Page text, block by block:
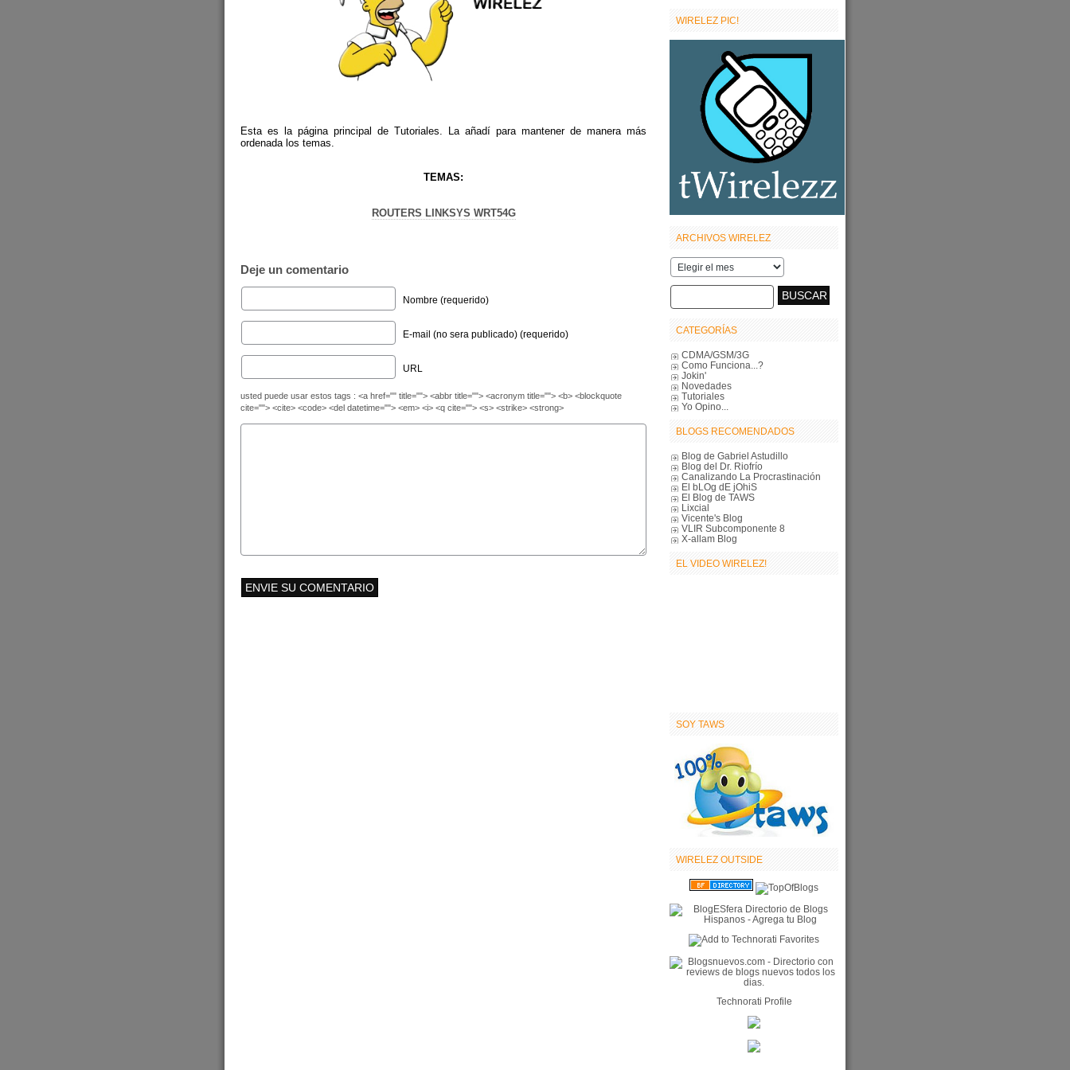
Esta es la página principal de Tutoriales. La añadí para mantener de manera más
ordenada los temas.
TEMAS:
ROUTERS LINKSYS WRT54G
Deje un comentario
Nombre (requerido)
E-mail (no sera publicado) (requerido)
URL
usted puede usar estos tags : <a href="" title=""> <abbr title=""> <acronym title=""> <b> <blockquote
cite=""> <cite> <code> <del datetime=""> <em> <i> <q cite=""> <s> <strike> <strong>
WIRELEZ PIC!
ARCHIVOS WIRELEZ
Archivos
Wirelez
CATEGORÍAS
CDMA/GSM/3G
Como Funciona...?
Jokin'
Novedades
Tutoriales
Yo Opino...
BLOGS RECOMENDADOS
Blog de Gabriel Astudillo
Blog del Dr. Riofrío
Canalizando La Procrastinación
El bLOg dE jOhiS
El Blog de TAWS
Lixcial
Vicente's Blog
VLIR Subcomponente 8
X-allam Blog
EL VIDEO WIRELEZ!
SOY TAWS
WIRELEZ OUTSIDE
Technorati Profile